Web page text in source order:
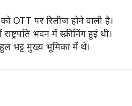
पर रिलीज होने वाली है।
भवन में स्क्रीनिंग हुई थी।
भट्ट मुख्य भूमिका में थे।